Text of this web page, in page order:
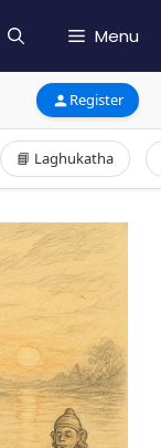
Menu
Register
📘 Laghukatha